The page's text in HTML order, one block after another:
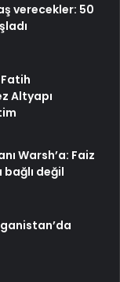
verecekler: 50
Fatih
Altyapı
Warsh’a: Faiz
değil